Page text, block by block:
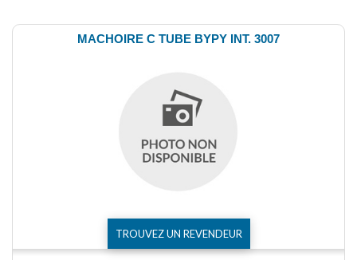
MACHOIRE C TUBE BYPY INT. 3007
TROUVEZ UN REVENDEUR